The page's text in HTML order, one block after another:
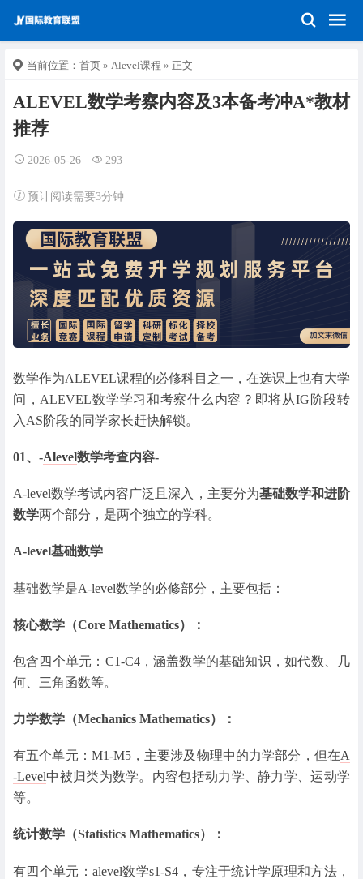
当前位置： 首页 » Alevel课程 » 正文
ALEVEL数学考察内容及3本备考冲A*教材
推荐
2026-05-26 293
预计阅读需要3分钟
数学作为ALEVEL课程的必修科目之一，在选课上也有大学
问，ALEVEL数学学习和考察什么内容？即将从IG阶段转
入AS阶段的同学家长赶快解锁。
01、-Alevel数学考查内容-
A-level数学考试内容广泛且深入，主要分为基础数学和进阶
数学两个部分，是两个独立的学科。
A-level基础数学
基础数学是A-level数学的必修部分，主要包括：
核心数学（Core Mathematics）：
包含四个单元：C1-C4，涵盖数学的基础知识，如代数、几
何、三角函数等。
力学数学（Mechanics Mathematics）：
有五个单元：M1-M5，主要涉及物理中的力学部分，但在A
-Level中被归类为数学。内容包括动力学、静力学、运动学
等。
统计数学（Statistics Mathematics）：
有四个单元：alevel数学s1-S4，专注于统计学原理和方法，